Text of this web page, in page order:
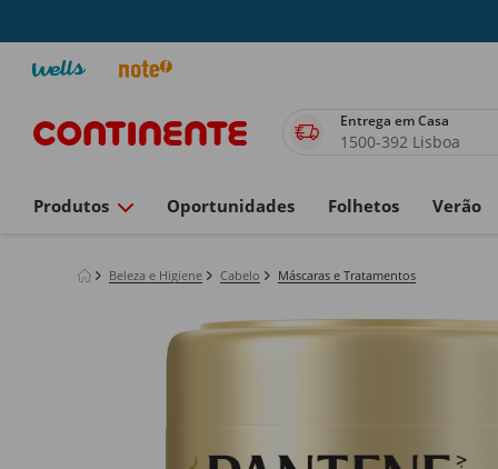
Entrega em Casa
1500-392 Lisboa
Produtos Oportunidades Folhetos Verão
Beleza e Higiene Cabelo Máscaras e Tratamentos